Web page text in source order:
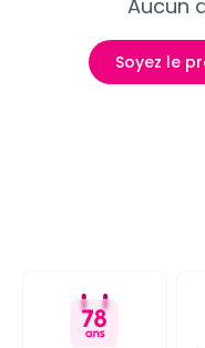
Aucun
Soyez le